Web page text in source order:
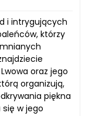
i intrygujących
którzy
oraz jego
organizują,
piękna
w jego